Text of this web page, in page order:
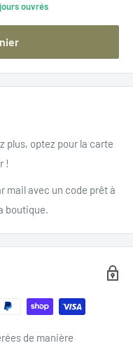
ouvrés
plus, optez pour la carte
!
mail avec un code prêt à
boutique.
de manière